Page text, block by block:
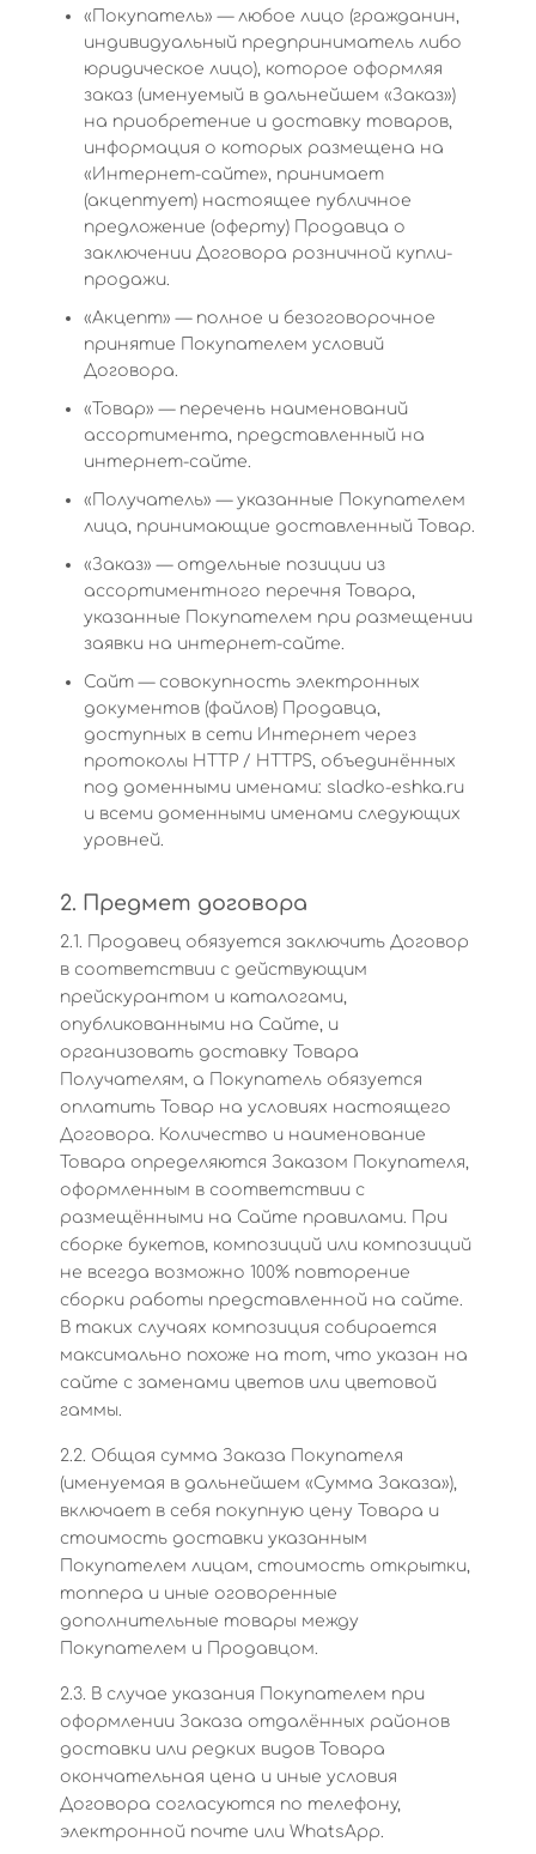
«Покупатель» — любое лицо (гражданин,
индивидуальный предприниматель либо
юридическое лицо), которое оформляя
заказ (именуемый в дальнейшем «Заказ»)
на приобретение и доставку товаров,
информация о которых размещена на
«Интернет-сайте», принимает
(акцептует) настоящее публичное
предложение (оферту) Продавца о
заключении Договора розничной купли-
продажи.
«Акцепт» — полное и безоговорочное
принятие Покупателем условий
Договора.
«Товар» — перечень наименований
ассортимента, представленный на
интернет-сайте.
«Получатель» — указанные Покупателем
лица, принимающие доставленный Товар.
«Заказ» — отдельные позиции из
ассортиментного перечня Товара,
указанные Покупателем при размещении
заявки на интернет-сайте.
Сайт — совокупность электронных
документов (файлов) Продавца,
доступных в сети Интернет через
протоколы HTTP / HTTPS, объединённых
под доменными именами: sladko-eshka.ru
и всеми доменными именами следующих
уровней.
2. Предмет договора
2.1. Продавец обязуется заключить Договор
в соответствии с действующим
прейскурантом и каталогами,
опубликованными на Сайте, и
организовать доставку Товара
Получателям, а Покупатель обязуется
оплатить Товар на условиях настоящего
Договора. Количество и наименование
Товара определяются Заказом Покупателя,
оформленным в соответствии с
размещёнными на Сайте правилами. При
сборке букетов, композиций или композиций
не всегда возможно 100% повторение
сборки работы представленной на сайте.
В таких случаях композиция собирается
максимально похоже на тот, что указан на
сайте с заменами цветов или цветовой
гаммы.
2.2. Общая сумма Заказа Покупателя
(именуемая в дальнейшем «Сумма Заказа»),
включает в себя покупную цену Товара и
стоимость доставки указанным
Покупателем лицам, стоимость открытки,
топпера и иные оговоренные
дополнительные товары между
Покупателем и Продавцом.
2.3. В случае указания Покупателем при
оформлении Заказа отдалённых районов
доставки или редких видов Товара
окончательная цена и иные условия
Договора согласуются по телефону,
электронной почте или WhatsApp.